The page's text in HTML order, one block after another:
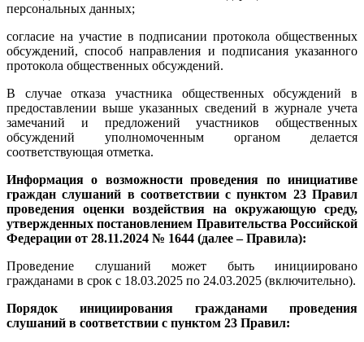
персональных данных;
согласие на участие в подписании протокола общественных
обсуждений, способ направления и подписания указанного
протокола общественных обсуждений.
В случае отказа участника общественных обсуждений в
предоставлении выше указанных сведений в журнале учета
замечаний и предложений участников общественных
обсуждений уполномоченным органом делается
соответствующая отметка.
Информация о возможности проведения по инициативе
граждан слушаний в соответствии с пунктом 23 Правил
проведения оценки воздействия на окружающую среду,
утвержденных постановлением Правительства Российской
Федерации от 28.11.2024 № 1644 (далее – Правила):
Проведение слушаний может быть инициировано
гражданами в срок с 18.03.2025 по 24.03.2025 (включительно).
Порядок инициирования гражданами проведения
слушаний в соответствии с пунктом 23 Правил: